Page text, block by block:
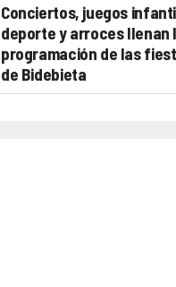
Conciertos, juegos
deporte y arroces llenan
programación de las
de Bidebieta